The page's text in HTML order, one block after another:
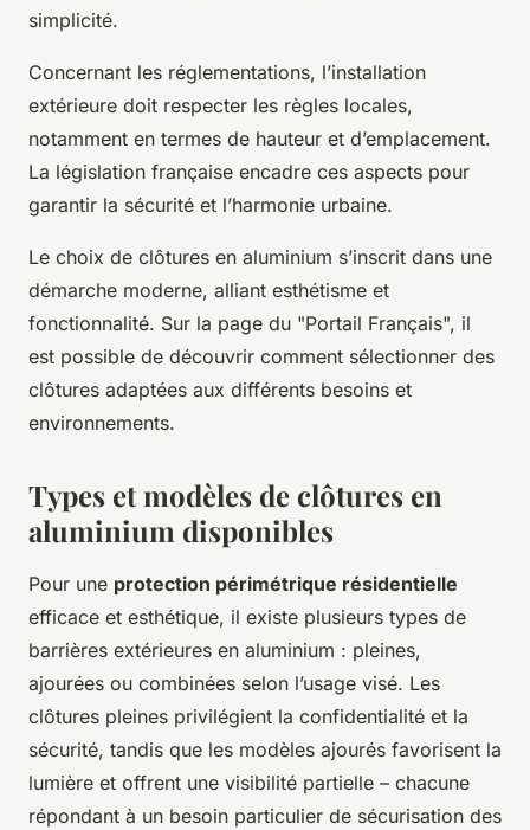
simplicité.
Concernant les réglementations, l’installation
extérieure doit respecter les règles locales,
notamment en termes de hauteur et d’emplacement.
La législation française encadre ces aspects pour
garantir la sécurité et l’harmonie urbaine.
Le choix de clôtures en aluminium s’inscrit dans une
démarche moderne, alliant esthétisme et
fonctionnalité. Sur la page du "Portail Français", il
est possible de découvrir comment sélectionner des
clôtures adaptées aux différents besoins et
environnements.
Types et modèles de clôtures en
aluminium disponibles
Pour une protection périmétrique résidentielle
efficace et esthétique, il existe plusieurs types de
barrières extérieures en aluminium : pleines,
ajourées ou combinées selon l’usage visé. Les
clôtures pleines privilégient la confidentialité et la
sécurité, tandis que les modèles ajourés favorisent la
lumière et offrent une visibilité partielle – chacune
répondant à un besoin particulier de sécurisation des